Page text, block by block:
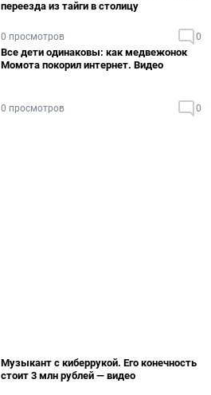
переезда из тайги в столицу
0 просмотров 0
Все дети одинаковы: как медвежонок
Момота покорил интернет. Видео
0 просмотров 0
Музыкант с киберрукой. Его конечность
стоит 3 млн рублей — видео